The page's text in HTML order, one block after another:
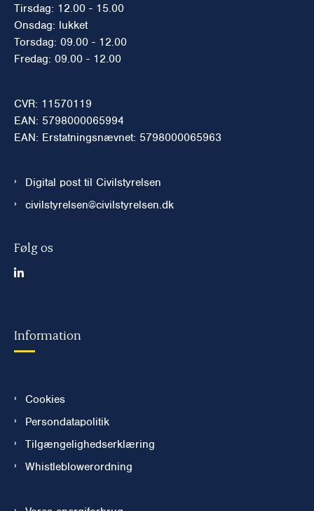
Tirsdag: 12.00 - 15.00
Onsdag: lukket
Torsdag: 09.00 - 12.00
Fredag: 09.00 - 12.00
CVR: 11570119
EAN: 5798000065994
EAN: Erstatningsnævnet: 5798000065963
Digital post til Civilstyrelsen
civilstyrelsen@civilstyrelsen.dk
Følg os
Information
Cookies
Persondatapolitik
Tilgængelighedserklæring
Whistleblowerordning